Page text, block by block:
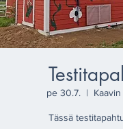
pe 30.7.
  |
Tässä